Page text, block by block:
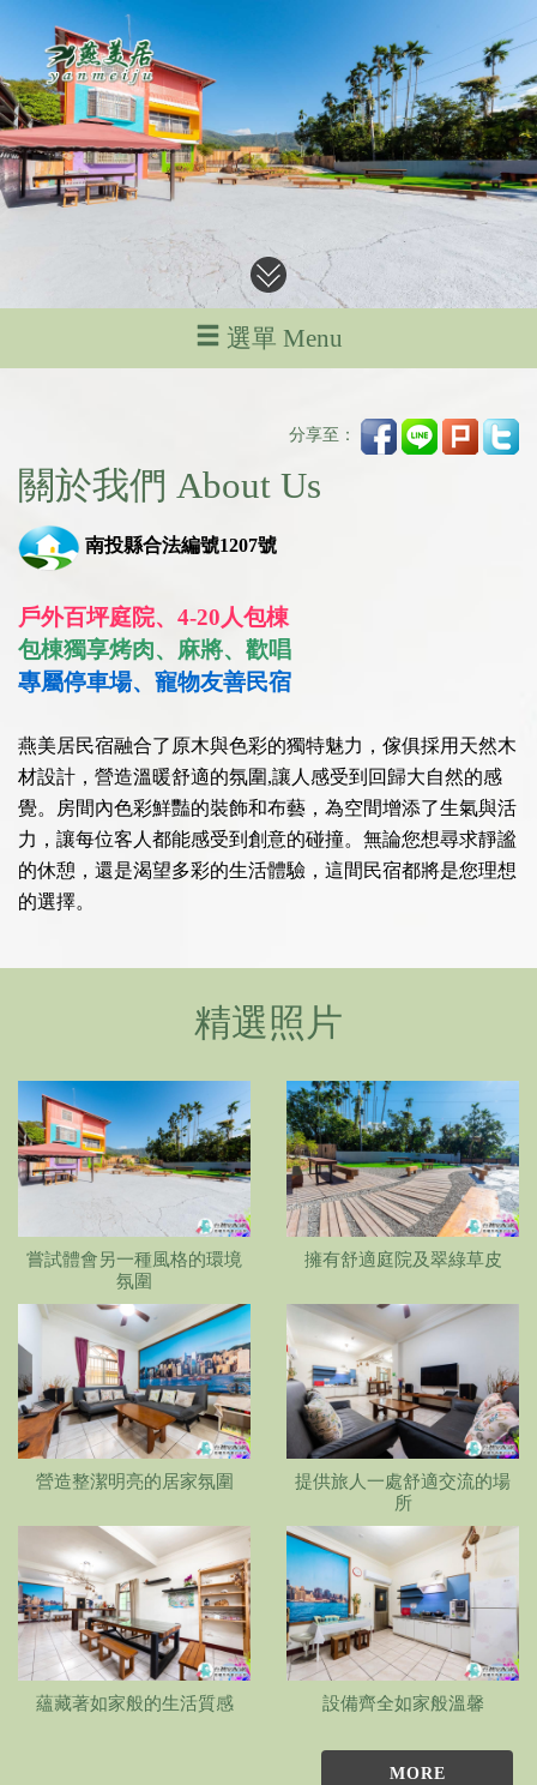
選單 Menu
分享至：
關於我們 About Us
南投縣合法編號1207號
戶外百坪庭院、4-20人包棟
包棟獨享烤肉、麻將、歡唱
專屬停車場、寵物友善民宿
燕美居民宿融合了原木與色彩的獨特魅力，傢俱採用天然木
材設計，營造溫暖舒適的氛圍,讓人感受到回歸大自然的感
覺。房間內色彩鮮豔的裝飾和布藝，為空間增添了生氣與活
力，讓每位客人都能感受到創意的碰撞。無論您想尋求靜謐
的休憩，還是渴望多彩的生活體驗，這間民宿都將是您理想
的選擇。
精選照片
嘗試體會另一種風格的環境
氛圍
擁有舒適庭院及翠綠草皮
營造整潔明亮的居家氛圍
提供旅人一處舒適交流的場
所
蘊藏著如家般的生活質感 設備齊全如家般溫馨
MORE